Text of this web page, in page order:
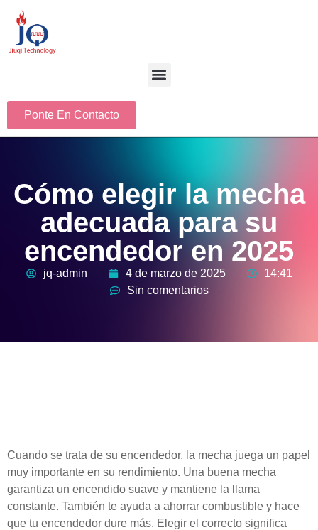
Ponte En Contacto
Cómo elegir la mecha
adecuada para su
encendedor en 2025
jq-admin 4 de marzo de 2025
14:41
Sin comentarios
Cuando se trata de su encendedor, la mecha juega un papel
muy importante en su rendimiento. Una buena mecha
garantiza un encendido suave y mantiene la llama
constante. También te ayuda a ahorrar combustible y hace
que tu encendedor dure más. Elegir el correcto significa